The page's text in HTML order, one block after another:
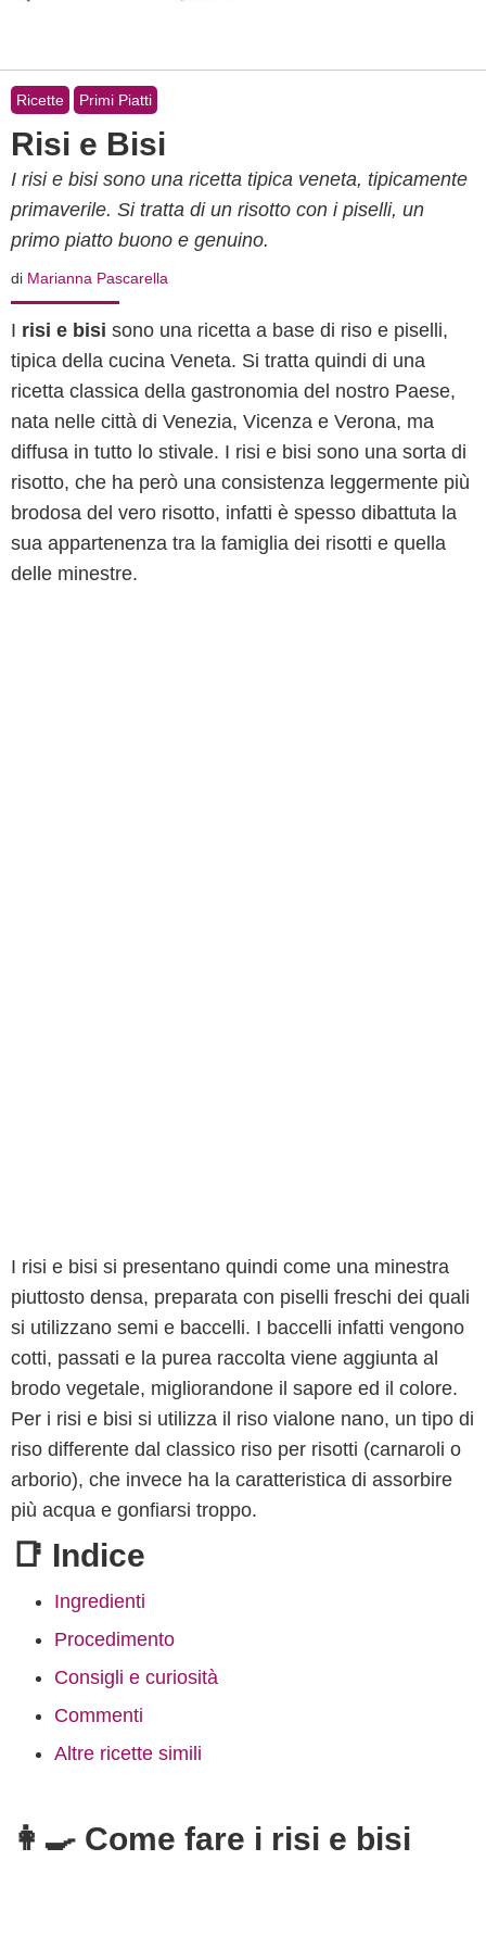
Ricette Primi Piatti
Risi e Bisi
I risi e bisi sono una ricetta tipica veneta, tipicamente
primaverile. Si tratta di un risotto con i piselli, un
primo piatto buono e genuino.
di Marianna Pascarella
I risi e bisi sono una ricetta a base di riso e piselli,
tipica della cucina Veneta. Si tratta quindi di una
ricetta classica della gastronomia del nostro Paese,
nata nelle città di Venezia, Vicenza e Verona, ma
diffusa in tutto lo stivale. I risi e bisi sono una sorta di
risotto, che ha però una consistenza leggermente più
brodosa del vero risotto, infatti è spesso dibattuta la
sua appartenenza tra la famiglia dei risotti e quella
delle minestre.
I risi e bisi si presentano quindi come una minestra
piuttosto densa, preparata con piselli freschi dei quali
si utilizzano semi e baccelli. I baccelli infatti vengono
cotti, passati e la purea raccolta viene aggiunta al
brodo vegetale, migliorandone il sapore ed il colore.
Per i risi e bisi si utilizza il riso vialone nano, un tipo di
riso differente dal classico riso per risotti (carnaroli o
arborio), che invece ha la caratteristica di assorbire
più acqua e gonfiarsi troppo.
📑 Indice
Ingredienti
Procedimento
Consigli e curiosità
Commenti
Altre ricette simili
👩‍🍳 Come fare i risi e bisi